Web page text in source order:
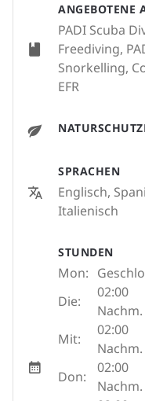
ANGEBOTENE
PADI Scuba
Freediving,
Snorkelling,
EFR
SPRACHEN
Englisch,
Italienisch
STUNDEN
Mon:
Die:
02:00
Nachm.
Mit:
02:00
Nachm.
Don:
02:00
Nachm.